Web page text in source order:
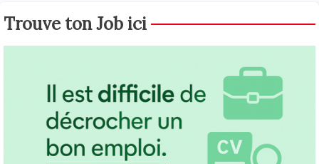
Trouve ton Job ici